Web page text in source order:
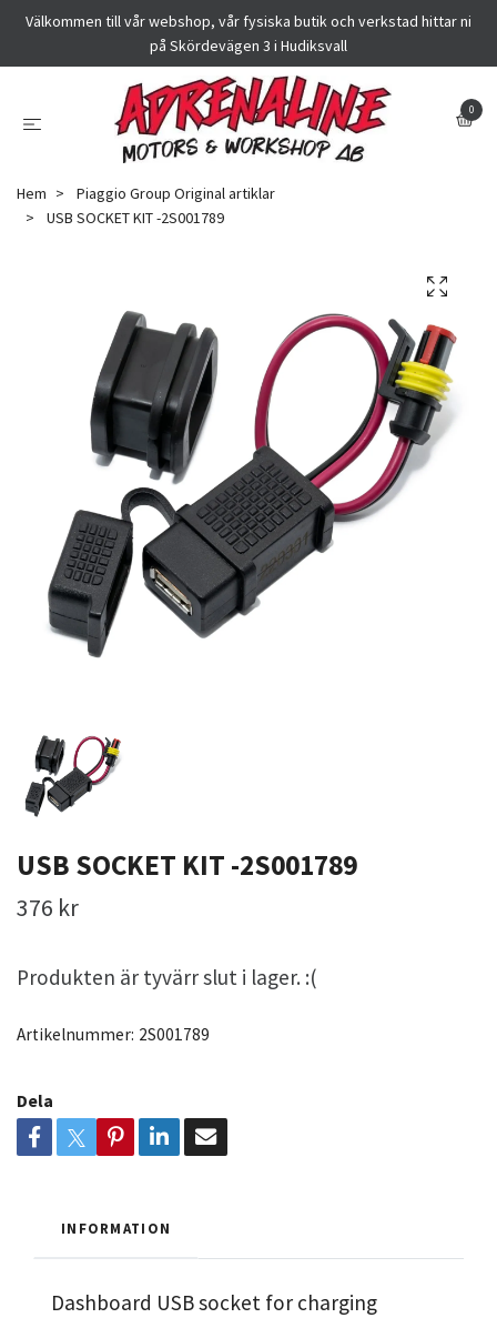
Välkommen till vår webshop, vår fysiska butik och verkstad hittar ni
på Skördevägen 3 i Hudiksvall
0
Hem
Piaggio Group Original artiklar
USB SOCKET KIT -2S001789
USB SOCKET KIT -2S001789
376 kr
Produkten är tyvärr slut i lager. :(
Artikelnummer: 2S001789
Dela
INFORMATION
Dashboard USB socket for charging